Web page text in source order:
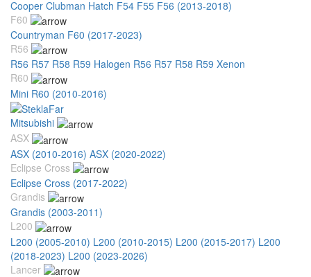
Cooper Clubman Hatch F54 F55 F56 (2013-2018)
F60
Countryman F60 (2017-2023)
R56
R56 R57 R58 R59 Halogen R56 R57 R58 R59 Xenon
R60
Mini R60 (2010-2016)
Mitsubishi
ASX
ASX (2010-2016) ASX (2020-2022)
Eclipse Cross
Eclipse Cross (2017-2022)
Grandis
Grandis (2003-2011)
L200
L200 (2005-2010) L200 (2010-2015) L200 (2015-2017) L200
(2018-2023) L200 (2023-2026)
Lancer